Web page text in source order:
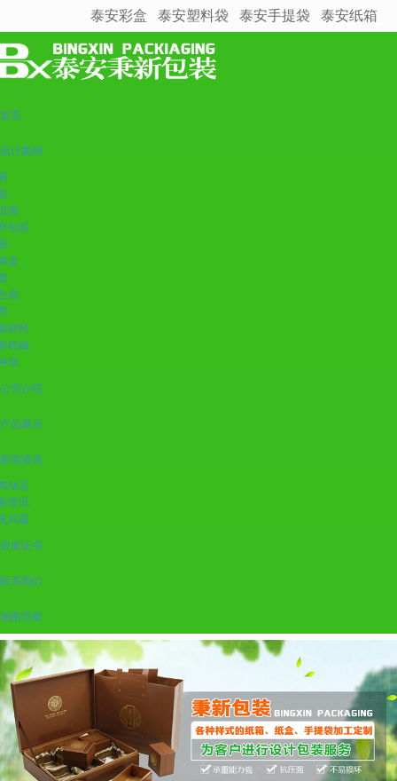
很遗憾，因您的浏览器版本过低导致无法获得最佳浏览体验，推荐下载安装谷歌浏览器！
泰安彩盒 泰安塑料袋 泰安手提袋 泰安纸箱
首页
设计案例
袋
包装
盒
袋
材料
机械
纸
公司介绍
产品展示
新闻资讯
动态
资讯
问题
资质证书
联系我们
地图导航